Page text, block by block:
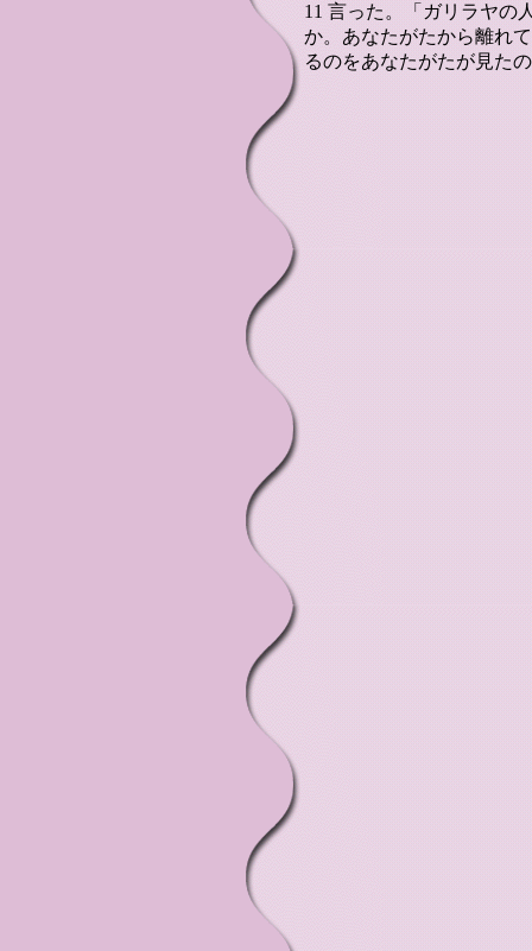
11 言った。「ガリラヤの
か。あなたがたから離れ
るのをあなたがたが見た